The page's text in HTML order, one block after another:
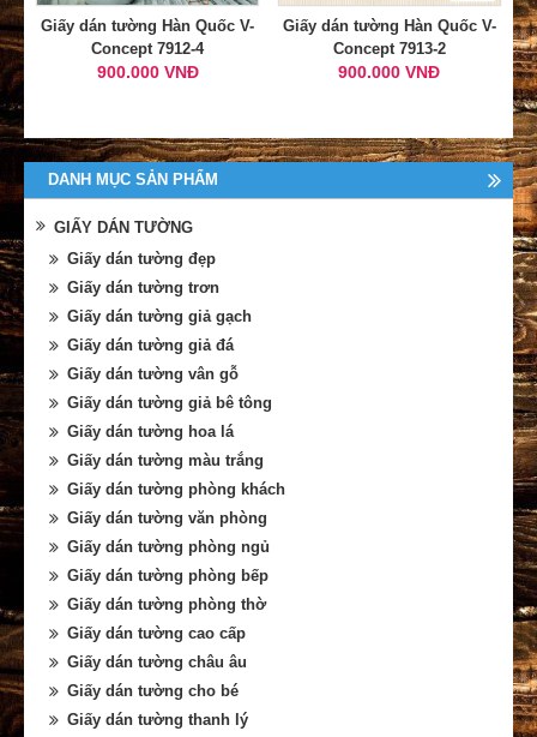
Giấy dán tường Hàn Quốc V-
Concept 7912-4
900.000 VNĐ
Giấy dán tường Hàn Quốc V-
Concept 7913-2
900.000 VNĐ
DANH MỤC SẢN PHẨM
GIẤY DÁN TƯỜNG
Giấy dán tường đẹp
Giấy dán tường trơn
Giấy dán tường giả gạch
Giấy dán tường giả đá
Giấy dán tường vân gỗ
Giấy dán tường giả bê tông
Giấy dán tường hoa lá
Giấy dán tường màu trắng
Giấy dán tường phòng khách
Giấy dán tường văn phòng
Giấy dán tường phòng ngủ
Giấy dán tường phòng bếp
Giấy dán tường phòng thờ
Giấy dán tường cao cấp
Giấy dán tường châu âu
Giấy dán tường cho bé
Giấy dán tường thanh lý